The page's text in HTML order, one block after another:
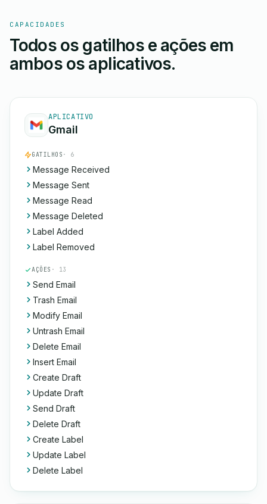
CAPACIDADES
Todos os gatilhos e ações em
ambos os aplicativos.
APLICATIVO
Gmail
GATILHOS · 6
Message Received
Message Sent
Message Read
Message Deleted
Label Added
Label Removed
AÇÕES · 13
Send Email
Trash Email
Modify Email
Untrash Email
Delete Email
Insert Email
Create Draft
Update Draft
Send Draft
Delete Draft
Create Label
Update Label
Delete Label